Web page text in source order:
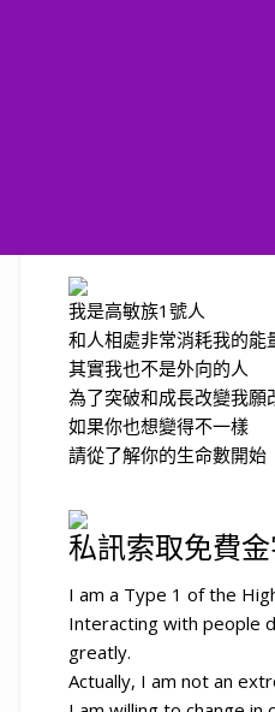
我是高敏族1號人
和人相處非常消耗我的能
其實我也不是外向的人
為了突破和成長改變我願
如果你也想變得不一樣
請從了解你的生命數開始
私訊索取免費
I am a Type 1 of the
Interacting with people
greatly.
Actually, I am not an